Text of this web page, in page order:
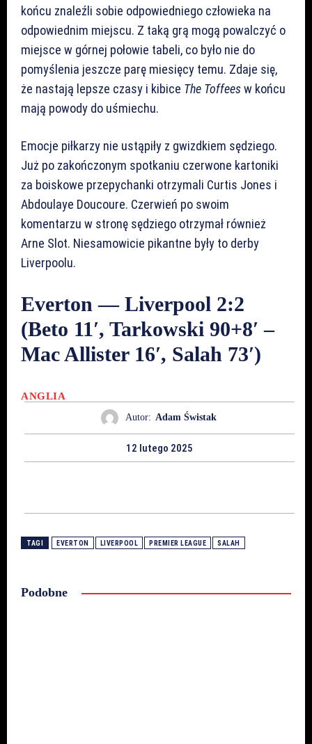
końcu znaleźli sobie odpowiedniego człowieka na
odpowiednim miejscu. Z taką grą mogą powalczyć o
miejsce w górnej połowie tabeli, co było nie do
pomyślenia jeszcze parę miesięcy temu. Zdaje się,
że nastają lepsze czasy i kibice The Toffeesw końcu
mają powody do uśmiechu.
Emocje piłkarzy nie ustąpiły z gwizdkiem sędziego.
Już po zakończonym spotkaniu czerwone kartoniki
za boiskowe przepychanki otrzymali Curtis Jones i
Abdoulaye Doucoure. Czerwień po swoim
komentarzu w stronę sędziego otrzymał również
Arne Slot. Niesamowicie pikantne były to derby
Liverpoolu.
Everton — Liverpool 2:2
(Beto 11′, Tarkowski 90+8′ –
Mac Allister 16′, Salah 73′)
ANGLIA
Autor: Adam Świstak
12 lutego 2025
TAGI EVERTON LIVERPOOL PREMIER LEAGUE SALAH
Podobne